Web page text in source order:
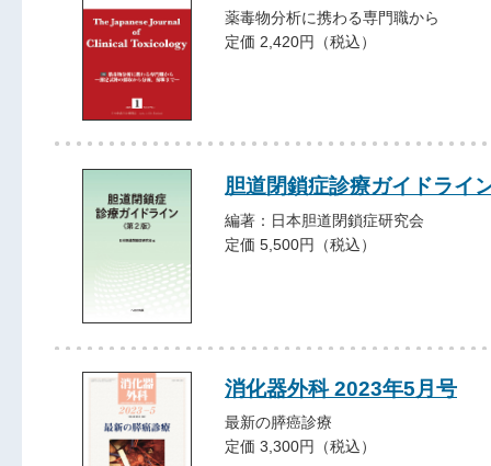
薬毒物分析に携わる専門職から
定価 2,420円（税込）
胆道閉鎖症診療ガイドライ
編著：日本胆道閉鎖症研究会
定価 5,500円（税込）
消化器外科 2023年5月号
最新の膵癌診療
定価 3,300円（税込）